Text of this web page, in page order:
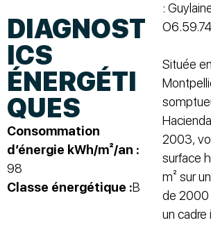
DIAGNOST
ICS
ÉNERGÉTI
QUES
Consommation
d’énergie kWh/m²/an :
98
Classe énergétique :B
:
Située
2003,
surface
m² sur
de 2000
un cadre